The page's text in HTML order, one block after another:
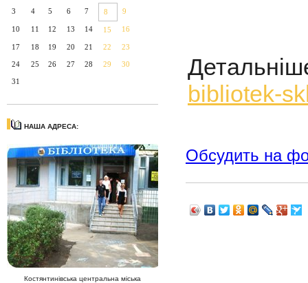
3 4 5 6 7 8 9
10 11 12 13 14 15 16
17 18 19 20 21 22 23
24 25 26 27 28 29 30
31
НАША АДРЕСА:
Костянтинівська центральна міська
bibliotek-
Обсудить на